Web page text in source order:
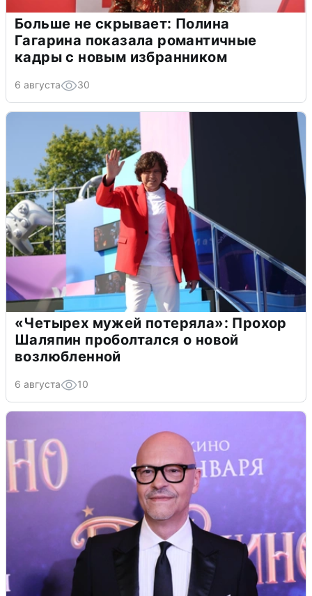
Больше не скрывает: Полина
Гагарина показала романтичные
кадры с новым избранником
6 августа 30
«Четырех мужей потеряла»: Прохор
Шаляпин проболтался о новой
возлюбленной
6 августа 10